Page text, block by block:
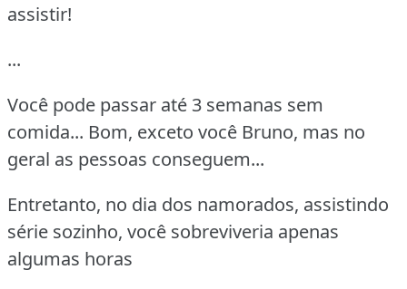
assistir!
...
Você pode passar até 3 semanas sem
comida... Bom, exceto você Bruno, mas no
geral as pessoas conseguem...
Entretanto, no dia dos namorados, assistindo
série sozinho, você sobreviveria apenas
algumas horas